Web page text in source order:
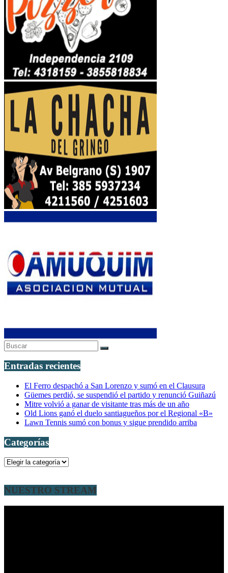
Entradas recientes
El Ferro despachó a San Lorenzo y sumó en el Clausura
Güemes perdió, se suspendió el partido y renunció Guiñazú
Mitre volvió a ganar de visitante tras más de un año
Old Lions ganó el duelo santiagueños por el Regional «B»
Lawn Tennis sumó con bonus y sigue prendido arriba
Categorías
Categorías
NUESTRO STREAM